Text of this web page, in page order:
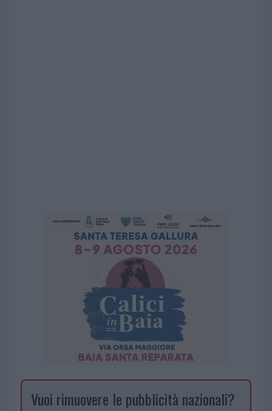
Vuoi rimuovere le pubblicità nazionali?